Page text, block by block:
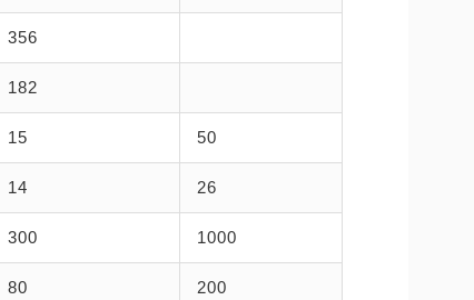
356
182
15 50
14 26
300 1000
80 200